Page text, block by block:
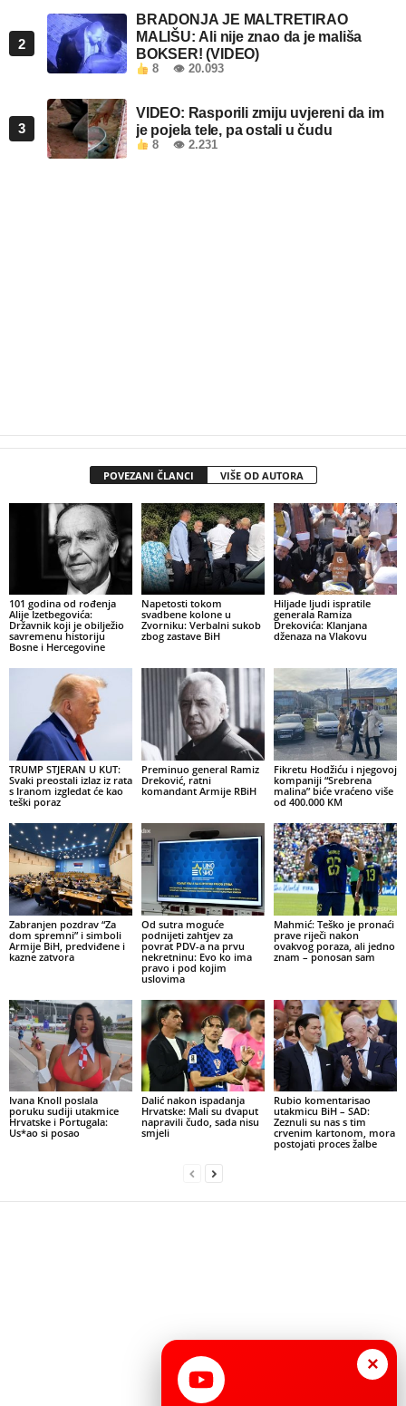
2
BRADONJA JE MALTRETIRAO
MALIŠU: Ali nije znao da je mališa
BOKSER! (VIDEO)
8 👁 20.093
3
VIDEO: Rasporili zmiju uvjereni da im
je pojela tele, pa ostali u čudu
8 👁 2.231
POVEZANI ČLANCI VIŠE OD AUTORA
101 godina od rođenja
Alije Izetbegovića:
Državnik koji je obilježio
savremenu historiju
Bosne i Hercegovine
Napetosti tokom
svadbene kolone u
Zvorniku: Verbalni sukob
zbog zastave BiH
Hiljade ljudi ispratile
generala Ramiza
Drekovića: Klanjana
dženaza na Vlakovu
TRUMP STJERAN U KUT:
Svaki preostali izlaz iz rata
s Iranom izgledat će kao
teški poraz
Preminuo general Ramiz
Dreković, ratni
komandant Armije RBiH
Fikretu Hodžiću i njegovoj
kompaniji “Srebrena
malina” biće vraćeno više
od 400.000 KM
Zabranjen pozdrav “Za
dom spremni” i simboli
Armije BiH, predviđene i
kazne zatvora
Od sutra moguće
podnijeti zahtjev za
povrat PDV-a na prvu
nekretninu: Evo ko ima
pravo i pod kojim
uslovima
Mahmić: Teško je pronaći
prave riječi nakon
ovakvog poraza, ali jedno
znam – ponosan sam
Ivana Knoll poslala
poruku sudiji utakmice
Hrvatske i Portugala:
Us*ao si posao
Dalić nakon ispadanja
Hrvatske: Mali su dvaput
napravili čudo, sada nisu
smjeli
Rubio komentarisao
utakmicu BiH – SAD:
Zeznuli su nas s tim
crvenim kartonom, mora
postojati proces žalbe
×